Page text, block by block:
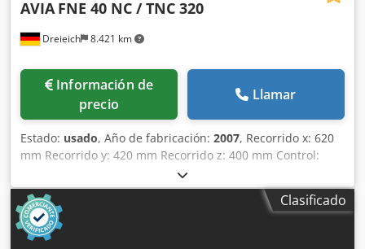
Dreieich 8.421 km
AVIA FNE 40 NC / TNC 320
Información de
precio
Llamar
Estado: usado, Año de fabricación: 2007, Recorrido x: 620
mm Recorrido y: 420 mm Recorrido z: 400 mm Control:
TNC 320 HEIDENHAIN Portaherramientas del husillo: ISO
40 Velocidades del husillo: 50 – 4.000 rpm Tamaño de la
mesa: 800 x 400 mm Carga máxima de la mesa: 400 kg
Dwodpoyq Sv Djfx Achsa Avances infinitamente variables: 0
– 8.000 mm/min Avance rápido: 8,0 m/min Potencia de
Clasificado